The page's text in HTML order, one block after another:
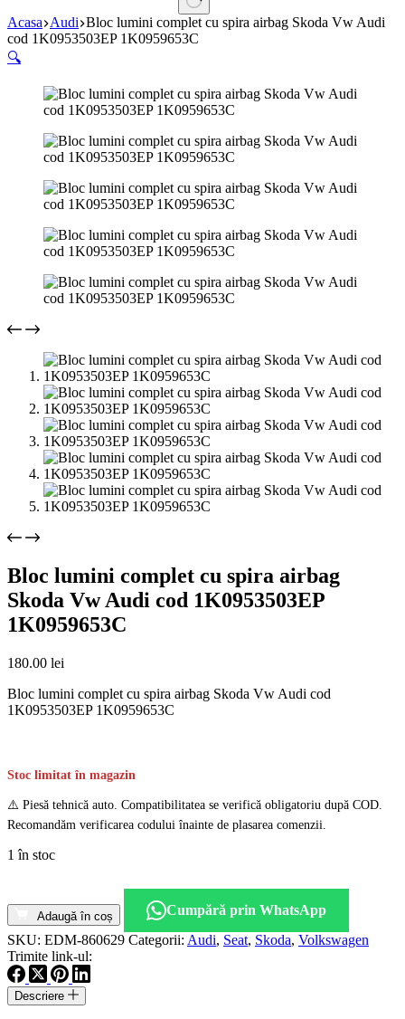
Niciun
rezultat
Acasa Audi Bloc lumini complet cu spira airbag Skoda Vw Audi
cod 1K0953503EP 1K0959653C
🔍
Bloc lumini complet cu spira airbag
Skoda Vw Audi cod 1K0953503EP
1K0959653C
180.00 lei
Bloc lumini complet cu spira airbag Skoda Vw Audi cod
1K0953503EP 1K0959653C
Stoc limitat în magazin
⚠️ Piesă tehnică auto. Compatibilitatea se verifică obligatoriu după COD.
Recomandăm verificarea codului înainte de plasarea comenzii.
1 în stoc
Bloc
lumini
complet
cu
spira
airbag
Skoda
Adaugă în coș
Cumpără prin WhatsApp
SKU: EDM-860629 Categorii: Audi, Seat, Skoda, Volkswagen
Trimite link-ul:
Descriere